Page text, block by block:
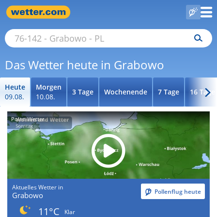
Das Wetter heute in Grabowo
Heute
09.08.
Morgen
10.08.
3 Tage Wochenende 7 Tage 16 Tage
Polen-Wetter
Aktuelles Wetter in
Grabowo Pollenflug heute
11°C
Klar